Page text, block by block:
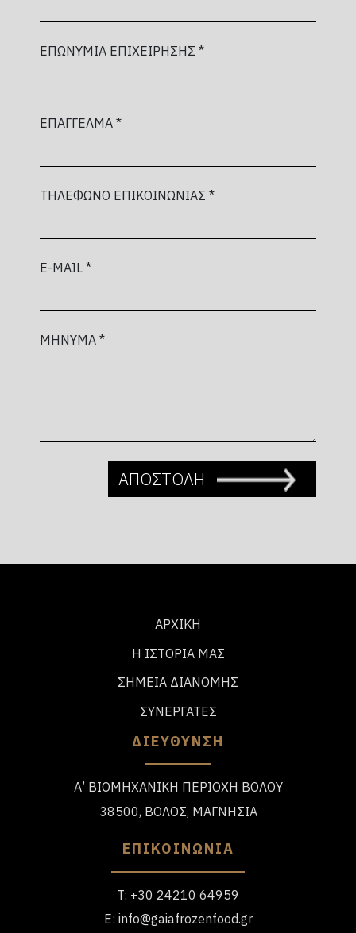
ΕΠΩΝΥΜΙΑ ΕΠΙΧΕΙΡΗΣΗΣ *
ΕΠΑΓΓΕΛΜΑ *
ΤΗΛΕΦΩΝΟ ΕΠΙΚΟΙΝΩΝΙΑΣ *
E-MAIL *
ΜΗΝΥΜΑ *
ΑΡΧΙΚΗ
Η ΙΣΤΟΡΙΑ ΜΑΣ
ΣΗΜΕΙΑ ΔΙΑΝΟΜΗΣ
ΣΥΝΕΡΓΑΤΕΣ
ΔΙΕΥΘΥΝΣΗ
Α’ ΒΙΟΜΗΧΑΝΙΚΗ ΠΕΡΙΟΧΗ ΒΟΛΟΥ
38500, ΒΟΛΟΣ, ΜΑΓΝΗΣΙΑ
ΕΠΙΚΟΙΝΩΝΙΑ
T: +30 24210 64959
E: info@gaiafrozenfood.gr